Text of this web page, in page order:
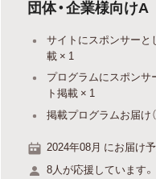
団体・企業様向けA
サイトにスポンサー
載 × 1
プログラムにスポン
ト掲載 × 1
掲載プログラムお届け（
2024年08月 にお届け予
8人が応援しています。